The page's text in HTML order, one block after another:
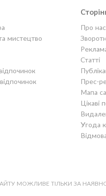
мистецтво
Про нас
Статті
Прес-
Мапа
Цікаві
Угода
МОЖЛИВЕ ТІЛЬКИ ЗА